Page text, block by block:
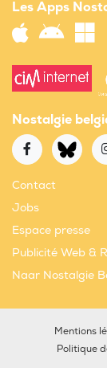
Les Apps
Nostalgie
Contact
Jobs
Espace presse
Publicité Web &
Naar Nostalgie
Mentions
Politique